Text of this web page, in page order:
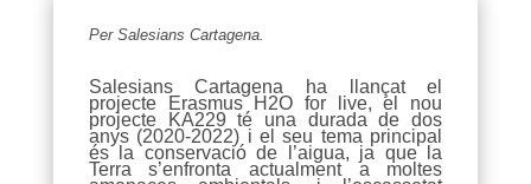
Per Salesians Cartagena.
​Salesians Cartagena ha llançat el
projecte Erasmus H2O for live, el nou
projecte KA229 té una durada de dos
anys (2020-2022) i el seu tema principal
és la conservació de l’aigua, ja que la
Terra s’enfronta actualment a moltes